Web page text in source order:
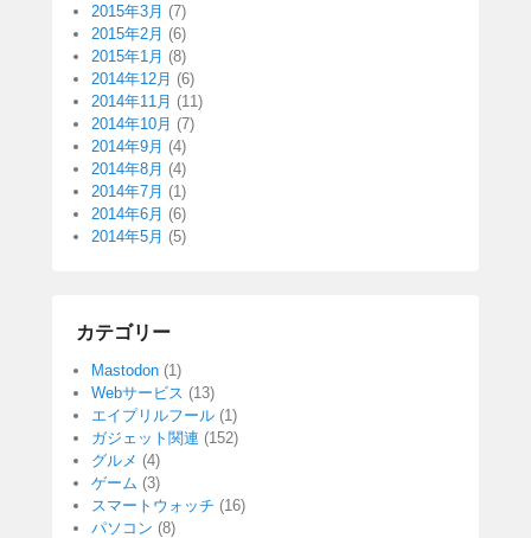
2015年3月 (7)
2015年2月 (6)
2015年1月 (8)
2014年12月 (6)
2014年11月 (11)
2014年10月 (7)
2014年9月 (4)
2014年8月 (4)
2014年7月 (1)
2014年6月 (6)
2014年5月 (5)
カテゴリー
Mastodon (1)
Webサービス (13)
エイプリルフール (1)
ガジェット関連 (152)
グルメ (4)
ゲーム (3)
スマートウォッチ (16)
パソコン (8)